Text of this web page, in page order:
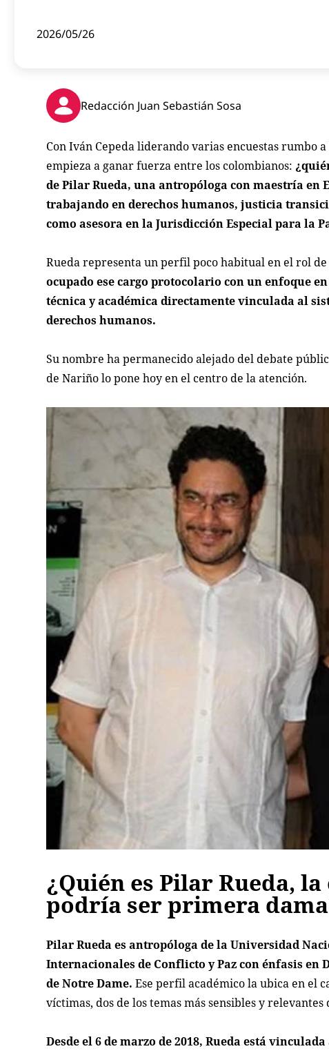
2026/05/26
Redacción Juan Sebastián Sosa
Con Iván Cepeda liderando varias encuestas
empieza a ganar fuerza entre los colombianos:
de Pilar Rueda, una antropóloga con maestría en
trabajando en derechos humanos, justicia
como asesora en la Jurisdicción Especial para la
Rueda representa un perfil poco habitual en el rol
ocupado ese cargo protocolario con un enfoque
técnica y académica directamente vinculada al
derechos humanos.
Su nombre ha permanecido alejado del debate
de Nariño lo pone hoy en el centro de la atención.
¿Quién es Pilar Rueda,
podría ser primera
Pilar Rueda es antropóloga de la Universidad
Internacionales de Conflicto y Paz con énfasis en
de Notre Dame. Ese perfil académico la ubica en el
víctimas, dos de los temas más sensibles y
Desde el 6 de marzo de 2018, Rueda está